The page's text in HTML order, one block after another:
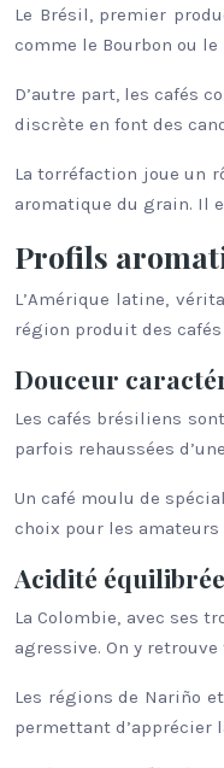
Le Brésil, premier
comme le Bourbon ou
D’autre part, les cafés
discrète en font des
La torréfaction joue un
aromatique du grain. Il
Profils
L’Amérique latine,
région produit des
Douceur
Les cafés brésiliens
parfois rehaussées
Un café moulu de
choix pour les amateurs
Acidité
La Colombie, avec ses
agressive. On y
Les régions de Nariño
permettant d’apprécier